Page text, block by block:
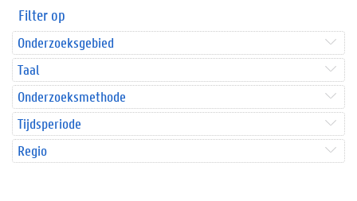
Filter op
Onderzoeksgebied
Taal
Onderzoeksmethode
Tijdsperiode
Regio